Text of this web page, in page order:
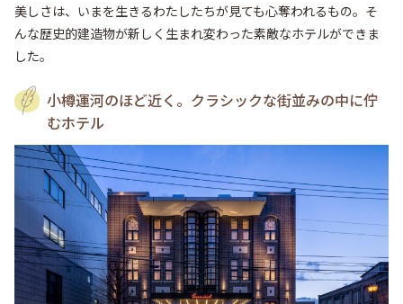
美しさは、いまを生きるわたしたちが見ても心奪われるもの。そ
んな歴史的建造物が新しく生まれ変わった素敵なホテルができま
した。
小樽運河のほど近く。クラシックな街並みの中に佇
むホテル